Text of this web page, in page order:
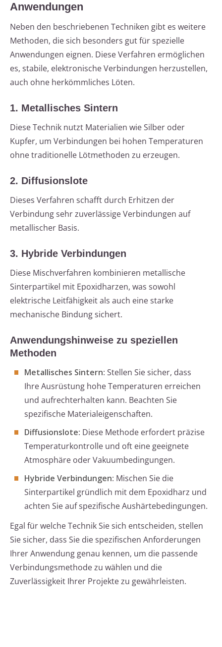
Anwendungen
Neben den beschriebenen Techniken gibt es weitere
Methoden, die sich besonders gut für spezielle
Anwendungen eignen. Diese Verfahren ermöglichen
es, stabile, elektronische Verbindungen herzustellen,
auch ohne herkömmliches Löten.
1. Metallisches Sintern
Diese Technik nutzt Materialien wie Silber oder
Kupfer, um Verbindungen bei hohen Temperaturen
ohne traditionelle Lötmethoden zu erzeugen.
2. Diffusionslote
Dieses Verfahren schafft durch Erhitzen der
Verbindung sehr zuverlässige Verbindungen auf
metallischer Basis.
3. Hybride Verbindungen
Diese Mischverfahren kombinieren metallische
Sinterpartikel mit Epoxidharzen, was sowohl
elektrische Leitfähigkeit als auch eine starke
mechanische Bindung sichert.
Anwendungshinweise zu speziellen
Methoden
Metallisches Sintern: Stellen Sie sicher, dass
Ihre Ausrüstung hohe Temperaturen erreichen
und aufrechterhalten kann. Beachten Sie
spezifische Materialeigenschaften.
Diffusionslote: Diese Methode erfordert präzise
Temperaturkontrolle und oft eine geeignete
Atmosphäre oder Vakuumbedingungen.
Hybride Verbindungen: Mischen Sie die
Sinterpartikel gründlich mit dem Epoxidharz und
achten Sie auf spezifische Aushärtebedingungen.
Egal für welche Technik Sie sich entscheiden, stellen
Sie sicher, dass Sie die spezifischen Anforderungen
Ihrer Anwendung genau kennen, um die passende
Verbindungsmethode zu wählen und die
Zuverlässigkeit Ihrer Projekte zu gewährleisten.